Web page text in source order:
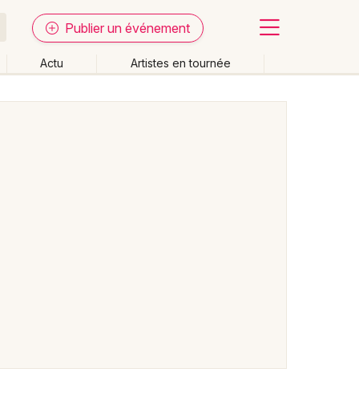
Publier un événement
Actu Artistes en tournée